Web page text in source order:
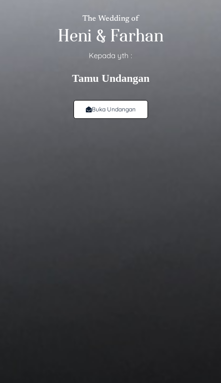
The Wedding of
Heni & Farhan
Kepada yth :
Tamu Undangan
Buka Undangan